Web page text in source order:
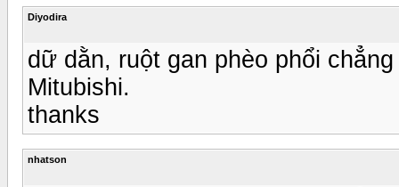
Diyodira
dữ dằn, ruột gan phèo phổi
Mitubishi.
thanks
nhatson